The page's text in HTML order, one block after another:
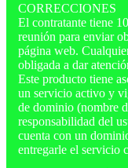
CORRECCIONES
El contratante tiene
reunión para enviar
página web.
obligada a dar
Este producto tiene
un servicio activo y
de dominio (nombre
responsabilidad del
cuenta con un
entregarle el servicio